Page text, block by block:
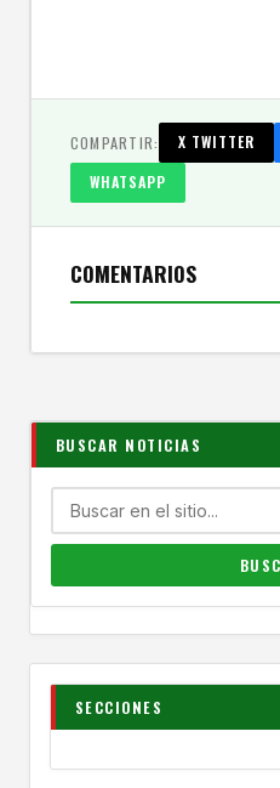
COMPARTIR: X TWITTER
WHATSAPP
COMENTARIOS
BUSCAR NOTICIAS
SECCIONES